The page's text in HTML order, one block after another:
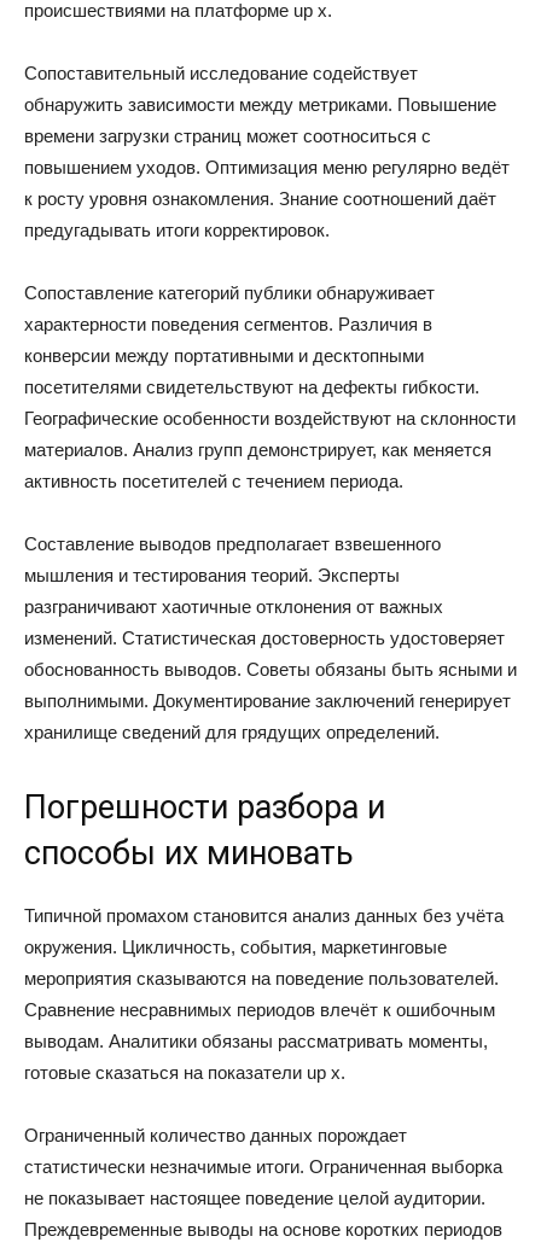
происшествиями на платформе up x.
Сопоставительный исследование содействует
обнаружить зависимости между метриками. Повышение
времени загрузки страниц может соотноситься с
повышением уходов. Оптимизация меню регулярно ведёт
к росту уровня ознакомления. Знание соотношений даёт
предугадывать итоги корректировок.
Сопоставление категорий публики обнаруживает
характерности поведения сегментов. Различия в
конверсии между портативными и десктопными
посетителями свидетельствуют на дефекты гибкости.
Географические особенности воздействуют на склонности
материалов. Анализ групп демонстрирует, как меняется
активность посетителей с течением периода.
Составление выводов предполагает взвешенного
мышления и тестирования теорий. Эксперты
разграничивают хаотичные отклонения от важных
изменений. Статистическая достоверность удостоверяет
обоснованность выводов. Советы обязаны быть ясными и
выполнимыми. Документирование заключений генерирует
хранилище сведений для грядущих определений.
Погрешности разбора и
способы их миновать
Типичной промахом становится анализ данных без учёта
окружения. Цикличность, события, маркетинговые
мероприятия сказываются на поведение пользователей.
Сравнение несравнимых периодов влечёт к ошибочным
выводам. Аналитики обязаны рассматривать моменты,
готовые сказаться на показатели up x.
Ограниченный количество данных порождает
статистически незначимые итоги. Ограниченная выборка
не показывает настоящее поведение целой аудитории.
Преждевременные выводы на основе коротких периодов